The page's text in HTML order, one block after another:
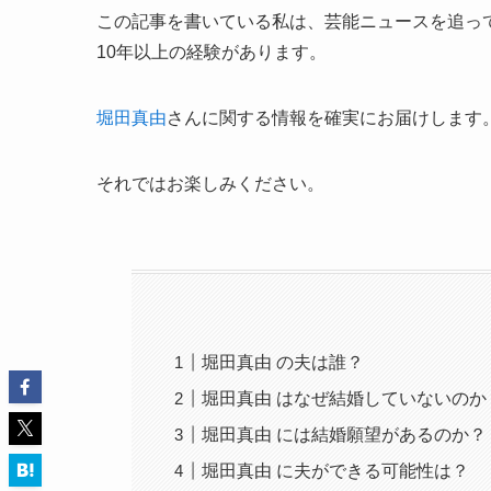
この記事を書いている私は、芸能ニュースを追っ
10年以上の経験があります。
堀田真由さんに関する情報を確実にお届けします。
それではお楽しみください。
堀田真由 の夫は誰？
堀田真由 はなぜ結婚していないのか
堀田真由 には結婚願望があるのか？
堀田真由 に夫ができる可能性は？